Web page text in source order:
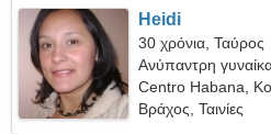
Heidi
30 χρόνια, Ταύρος
Ανύπαντρη
Centro Habana,
Βράχος, Ταινίες